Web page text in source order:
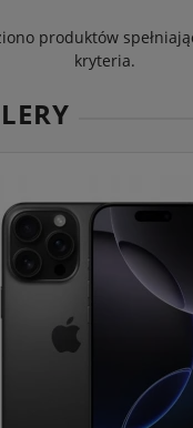
produktów
kryteria.